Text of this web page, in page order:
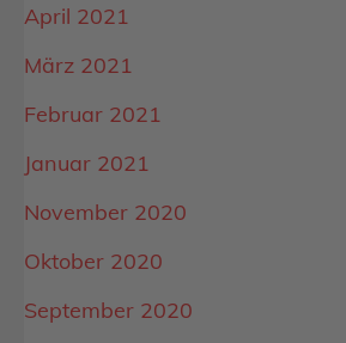
April 2021
März 2021
Februar 2021
Januar 2021
November 2020
Oktober 2020
September 2020